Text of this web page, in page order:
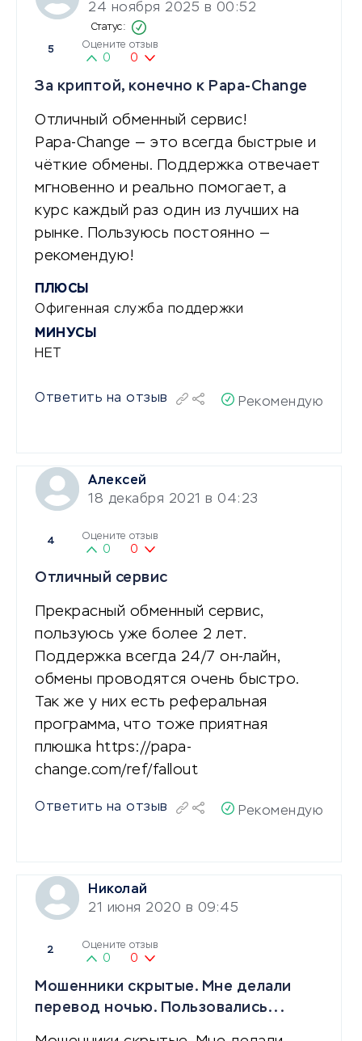
24 ноября 2025 в 00:52
5 Оцените отзыв
0 0
За криптой, конечно к Papa-Change
Отличный обменный сервис!
Papa-Change — это всегда быстрые и
чёткие обмены. Поддержка отвечает
мгновенно и реально помогает, а
курс каждый раз один из лучших на
рынке. Пользуюсь постоянно —
рекомендую!
ПЛЮСЫ
Офигенная служба поддержки
МИНУСЫ
НЕТ
Ответить на отзыв Рекомендую
Алексей
18 декабря 2021 в 04:23
4 Оцените отзыв
0 0
Отличный сервис
Прекрасный обменный сервис,
пользуюсь уже более 2 лет.
Поддержка всегда 24/7 он-лайн,
обмены проводятся очень быстро.
Так же у них есть реферальная
программа, что тоже приятная
плюшка https://papa-
change.com/ref/fallout
Ответить на отзыв Рекомендую
Николай
21 июня 2020 в 09:45
2 Оцените отзыв
0 0
Мошенники скрытые. Мне делали
перевод ночью. Пользовались...